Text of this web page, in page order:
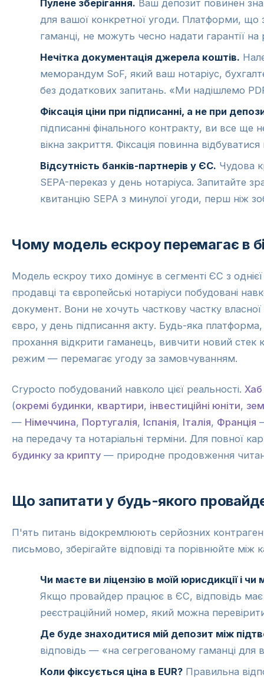
Пулене зберігання. Ваш депозит повинен
для вашої конкретної угоди. Платформи,
гаманці, не можуть чесно надати гарантії на
Нечітка документація джерела коштів.
меморандум SoF, який ваш нотаріус,
без додаткових запитань. «Ми надішлемо
Фіксація ціни при підписанні, а не при
підписанні фінального контракту, ви все ще
вікна закриття. Фіксація повинна
Відсутність банків-партнерів у ЄС. Чудова
SEPA-переказ у день нотаріуса. Запитайте
квитанцію SEPA з минулої угоди, перш ніж
Чому модель ескроу перемагає в
Модель ескроу тихо домінує в сегменті ЄС з
продавці та європейські нотаріуси побудовані
документ. Вони не хочуть часткову частку
євро, у день підписання акту. Будь-яка
прохання відкрити гаманець, вивчити новий стек
режим — перемагає угоду за замовчуванням.
Crypocto побудований навколо цієї реальності. Хаб
(окремі будинки, квартири, інвестиційні юніти,
— Німеччина, Португалія, Іспанія, Італія, Франція
на передачу та нотаріальні терміни. Для повної
будинку за крипту — природне продовження
Що запитати у будь-якого
П'ять питань відокремлюють серйозних
письмово, зберігайте відповіді та порівнюйте між
Чи маєте ви ліцензію в моїй юрисдикції і
Якщо провайдер працює в ЄС, відповідь має
реєстраційний номер, який можна
Де буде знаходитися мій депозит між
відповідь — «на сегрегованому гаманці для
Коли фіксується ціна в EUR? Правильна